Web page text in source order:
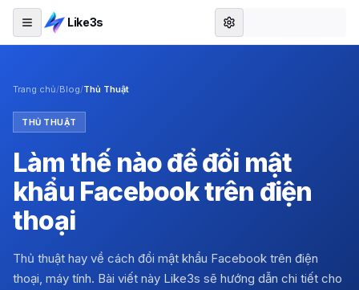
Like3s
Trang chủ/Blog/Thủ Thuật
THỦ THUẬT
Làm thế nào để đổi mật
khẩu Facebook trên điện
thoại
Thủ thuật hay về cách đổi mật khẩu Facebook trên điện
thoại, máy tính. Bài viết này Like3s sẽ hướng dẫn chi tiết cho